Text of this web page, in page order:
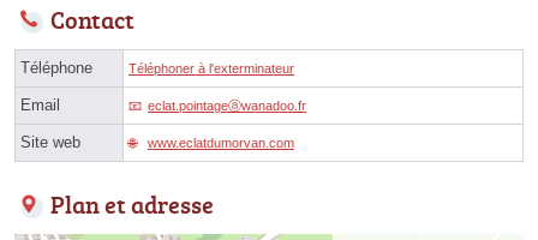
Contact
Téléphone Téléphoner à l'exterminateur
Email eclat.pointageⓐwanadoo.fr
Site web www.eclatdumorvan.com
Plan et adresse